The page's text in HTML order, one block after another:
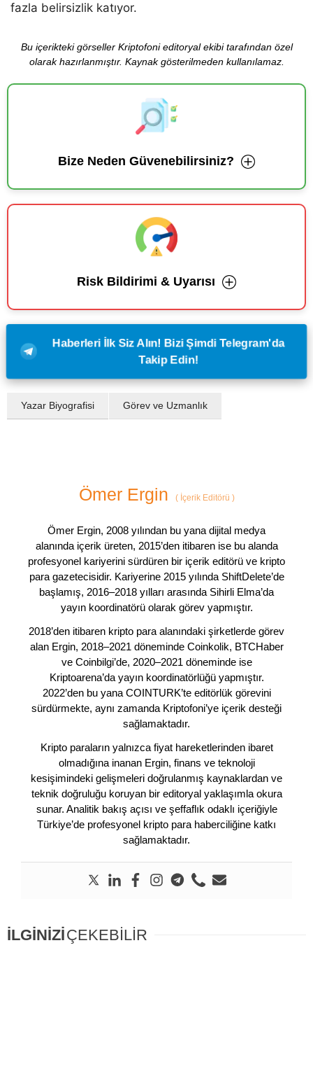
fazla belirsizlik katıyor.
Bu içerikteki görseller Kriptofoni editoryal ekibi tarafından özel
olarak hazırlanmıştır. Kaynak gösterilmeden kullanılamaz.
Bize Neden Güvenebilirsiniz?
Risk Bildirimi & Uyarısı
Haberleri İlk Siz Alın! Bizi Şimdi Telegram'da
Takip Edin!
Yazar Biyografisi Görev ve Uzmanlık
Ömer Ergin (İçerik Editörü )
Ömer Ergin, 2008 yılından bu yana dijital medya
alanında içerik üreten, 2015’den itibaren ise bu alanda
profesyonel kariyerini sürdüren bir içerik editörü ve kripto
para gazetecisidir. Kariyerine 2015 yılında ShiftDelete’de
başlamış, 2016–2018 yılları arasında Sihirli Elma’da
yayın koordinatörü olarak görev yapmıştır.
2018’den itibaren kripto para alanındaki şirketlerde görev
alan Ergin, 2018–2021 döneminde Coinkolik, BTCHaber
ve Coinbilgi’de, 2020–2021 döneminde ise
Kriptoarena’da yayın koordinatörlüğü yapmıştır.
2022’den bu yana COINTURK’te editörlük görevini
sürdürmekte, aynı zamanda Kriptofoni’ye içerik desteği
sağlamaktadır.
Kripto paraların yalnızca fiyat hareketlerinden ibaret
olmadığına inanan Ergin, finans ve teknoloji
kesişimindeki gelişmeleri doğrulanmış kaynaklardan ve
teknik doğruluğu koruyan bir editoryal yaklaşımla okura
sunar. Analitik bakış açısı ve şeffaflık odaklı içeriğiyle
Türkiye’de profesyonel kripto para haberciliğine katkı
sağlamaktadır.
İLGİNİZİÇEKEBİLİR